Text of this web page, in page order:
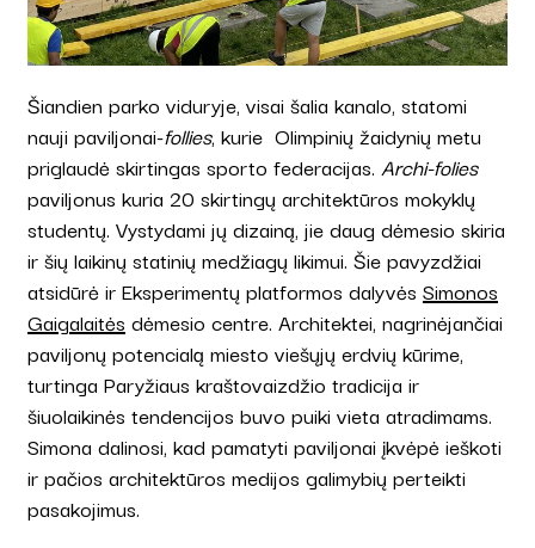
Šiandien parko viduryje, visai šalia kanalo, statomi
nauji paviljonai-follies, kurie Olimpinių žaidynių metu
priglaudė skirtingas sporto federacijas. Archi-folies
paviljonus kuria 20 skirtingų architektūros mokyklų
studentų. Vystydami jų dizainą, jie daug dėmesio skiria
ir šių laikinų statinių medžiagų likimui. Šie pavyzdžiai
atsidūrė ir Eksperimentų platformos dalyvės Simonos
Gaigalaitės dėmesio centre. Architektei, nagrinėjančiai
paviljonų potencialą miesto viešųjų erdvių kūrime,
turtinga Paryžiaus kraštovaizdžio tradicija ir
šiuolaikinės tendencijos buvo puiki vieta atradimams.
Simona dalinosi, kad pamatyti paviljonai įkvėpė ieškoti
ir pačios architektūros medijos galimybių perteikti
pasakojimus.